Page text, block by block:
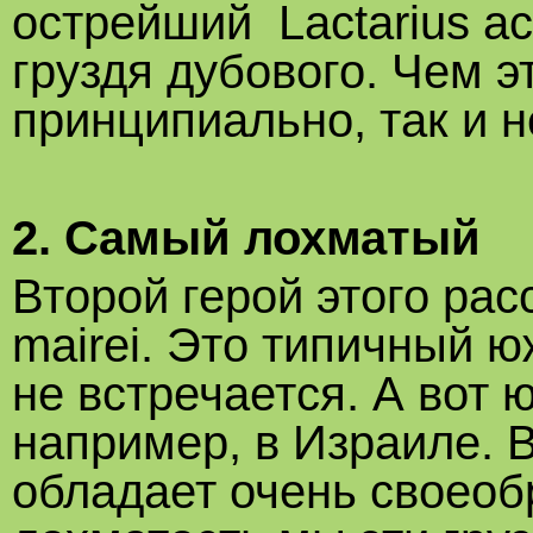
острейший Lactarius
груздя дубового. Чем
принципиально, так и
2. Самый лохматый
Второй герой этого
mairei. Это типичный
не встречается. А вот
например, в Израиле.
обладает очень